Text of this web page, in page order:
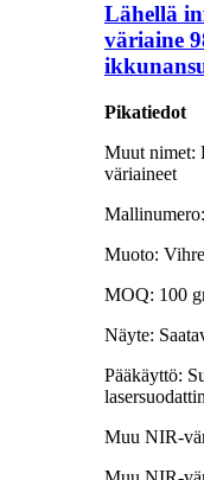
Lähellä
väriaine
Pikatiedot
Muut nimet:
väriaineet
Muoto:
MOQ: 100
Näyte:
Pääkäyttö:
Muu NIR-